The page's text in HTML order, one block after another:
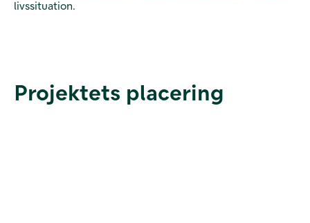
livssituation.
Projektets placering